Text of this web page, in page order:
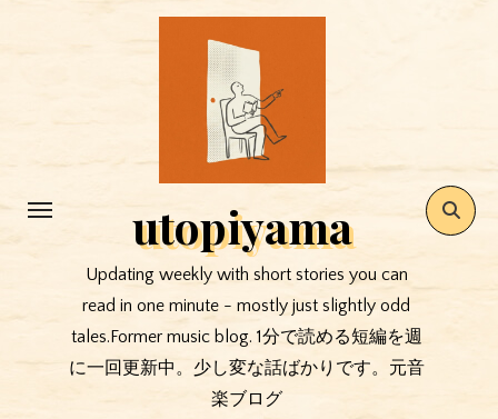
utopiyama
Updating weekly with short stories you can
read in one minute - mostly just slightly odd
tales.Former music blog. 1分で読める短編を週
に一回更新中。少し変な話ばかりです。元音
楽ブログ